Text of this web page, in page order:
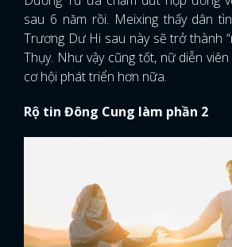
sau 6 năm rồi. Meixing thấy dân
Trương Dư Hi sau này sẽ trở thành
Thụy. Như vậy cũng tốt, nữ diễn
cơ hội phát triển hơn nữa.
Rộ tin Đông Cung làm phần 2